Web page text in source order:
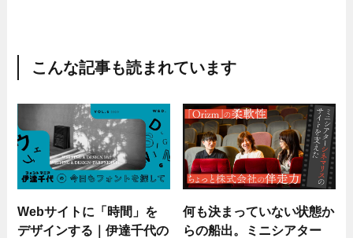
こんな記事も読まれています
Webサイトに「時間」を
デザインする｜伊達千代の
何も決まっていない状態か
らの船出。ミニシアター